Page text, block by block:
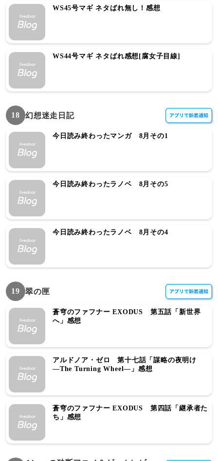
WS45号マギ ネタばれ無し！感想
WS44号マギ ネタばれ感想[腐女子目線]
18 幻想迷走日記
今日読み終わったマンガ 8月その1
今日読み終わったラノベ 8月その5
今日読み終わったラノベ 8月その4
19 翠の匣
蒼穹のファフナー EXODUS 第五話「新世界
へ」感想
アルドノア・ゼロ 第十七話「謀略の夜明け
―The Turning Wheel―」感想
蒼穹のファフナー EXODUS 第四話「継承者た
ち」感想